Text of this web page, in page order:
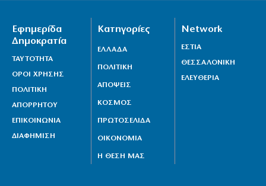
Εφημερίδα
Δημοκρατία
ΤΑΥΤΟΤΗΤΑ
ΟΡΟΙ ΧΡΗΣΗΣ
ΠΟΛΙΤΙΚΗ
ΑΠΟΡΡΗΤΟΥ
ΕΠΙΚΟΙΝΩΝΙΑ
ΔΙΑΦΗΜΙΣΗ
Κατηγορίες
ΕΛΛΑΔΑ
ΠΟΛΙΤΙΚΗ
ΑΠΟΨΕΙΣ
ΚΟΣΜΟΣ
ΠΡΩΤΟΣΕΛΙΔΑ
ΟΙΚΟΝΟΜΙΑ
Η ΘΕΣΗ ΜΑΣ
Network
ΕΣΤΙΑ
ΘΕΣΣΑΛΟΝΙΚΗ
ΕΛΕΥΘΕΡΙΑ